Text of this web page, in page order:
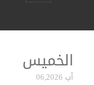
الخميس
آب 06,2026